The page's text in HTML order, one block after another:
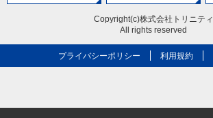
Copyright(c)株式会社トリニティ
All rights reserved
プライバシーポリシー 利用規約